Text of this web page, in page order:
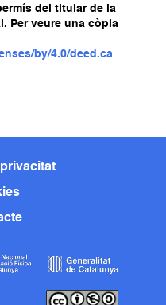
del titular de la
Per veure una còpia
by/4.0/deed.ca